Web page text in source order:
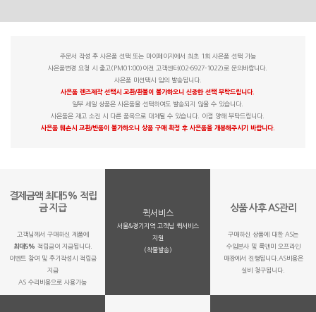
주문서 작성 후 사은품 선택 또는 마이페이지에서 최초 1회 사은품 선택 가능
사은품변경 요청 시 출고(PM01:00)이전 고객센터(02-6927-1022)로 문의바랍니다.
사은품 미선택시 임의 발송됩니다.
사은품 렌즈제작 선택시 교환/환불이 불가하오니 신중한 선택 부탁드립니다.
일부 세일 상품은 사은품을 선택하여도 발송되지 않을 수 있습니다.
사은품은 재고 소진 시 다른 품목으로 대체될 수 있습니다. 이점 양해 부탁드립니다.
사은품 훼손시 교환/반품이 불가하오니 상품 구매 확정 후 사은품을 개봉해주시기 바랍니다.
결제금액 최대5% 적립
금 지급
고객님께서 구매하신 제품에
최대5% 적립금이 지급됩니다.
이벤트 참여 및 후기작성시 적립금
지급
AS 수리비용으로 사용가능
퀵서비스
서울&경기지역 고객님 퀵서비스
지원
(착불발송)
상품 사후 AS관리
구매하신 상품에 대한 AS는
수입본사 및 룩앤미 오프라인
매장에서 진행됩니다.AS비용은
실비 청구됩니다.